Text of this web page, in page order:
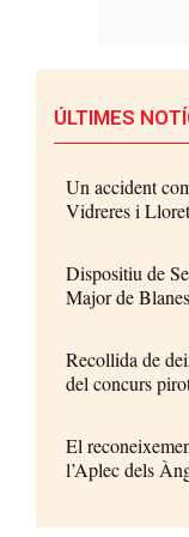
ÚLTIMES
Un accident
Vidreres i
Dispositiu de
Major de
Recollida de
del concurs
El
l’Aplec dels